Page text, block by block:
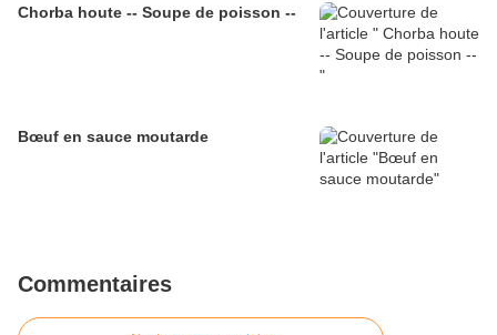
Chorba houte -- Soupe de poisson --
Bœuf en sauce moutarde
Commentaires